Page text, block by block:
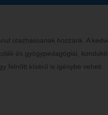
utazhassanak hozzánk. A
és gyógypedagógiai,
felnőtt kísérő is igénybe veheti.